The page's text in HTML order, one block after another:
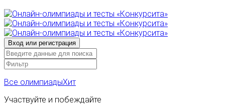
Все олимпиадыХит
Участвуйте и побеждайте